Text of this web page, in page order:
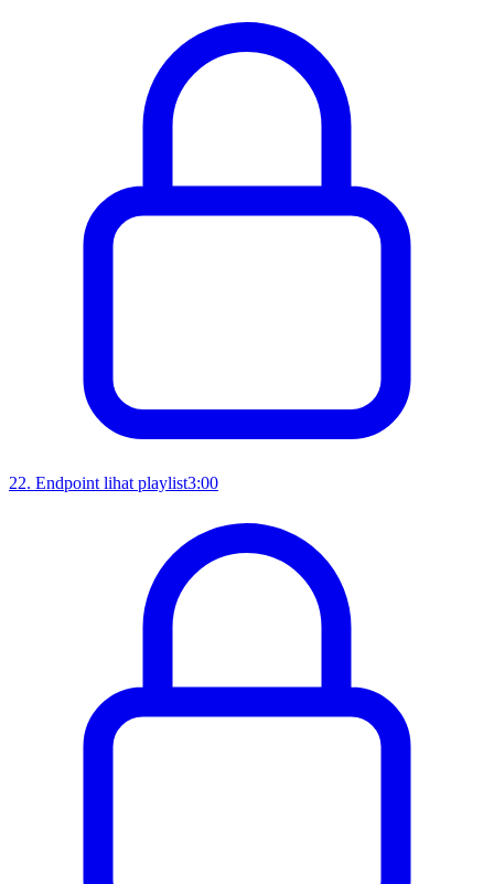
22. Endpoint lihat playlist3:00